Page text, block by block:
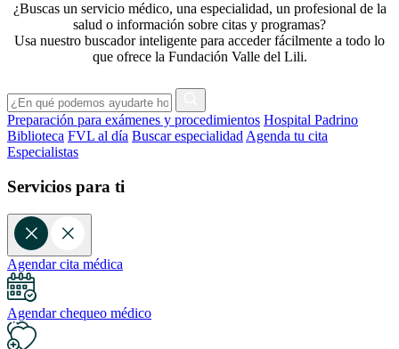
¿Buscas un servicio médico, una especialidad, un profesional de la
salud o información sobre citas y programas?
Usa nuestro buscador inteligente para acceder fácilmente a todo lo
que ofrece la Fundación Valle del Lili.
Preparación para exámenes y procedimientos Hospital Padrino
Biblioteca FVL al día Buscar especialidad Agenda tu cita
Especialistas
Servicios para ti
Agendar cita médica
Agendar chequeo médico